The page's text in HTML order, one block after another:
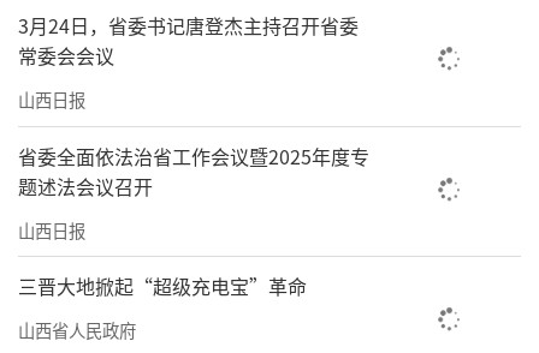
3月24日，省委书记唐登杰主持召开省委
常委会会议
山西日报
省委全面依法治省工作会议暨2025年度专
题述法会议召开
山西日报
三晋大地掀起“超级充电宝”革命
山西省人民政府